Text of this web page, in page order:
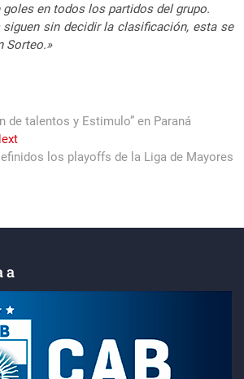
goles en todos los partidos del grupo.
sin decidir la clasificación, esta se
Sorteo.»
de talentos y Estimulo” en Paraná
Next
post: los playoffs de la Liga de Mayores
a